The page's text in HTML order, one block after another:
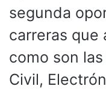
segunda
carreras que
como son
Civil,